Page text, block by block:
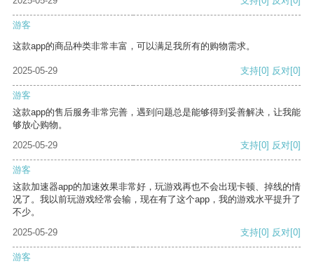
游客
这款app的商品种类非常丰富，可以满足我所有的购物需求。
2025-05-29 支持[0] 反对[0]
游客
这款app的售后服务非常完善，遇到问题总是能够得到妥善解决，让我能
够放心购物。
2025-05-29
支持[0] 反对[0]
游客
这款加速器app的加速效果非常好，玩游戏再也不会出现卡顿、掉线的情
况了。我以前玩游戏经常会输，现在有了这个app，我的游戏水平提升了
不少。
2025-05-29
支持[0] 反对[0]
游客